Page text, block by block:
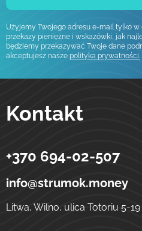
Użyjemy Twojego adresu e-mail tylko
przekazy pieniężne i wskazówki, jak
będziemy przekazywać Twoje dane
akceptujesz nasze polityka prywatności.
Kontakt
Strumok
Przelewy na Ukrainę
ulica Totoriu, 5-19
+370 694-02-507
info@strumok.money
Litwa, Wilno, ulica Totoriu 5-19